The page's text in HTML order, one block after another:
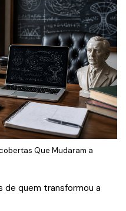
Que Mudaram a
de quem transformou a